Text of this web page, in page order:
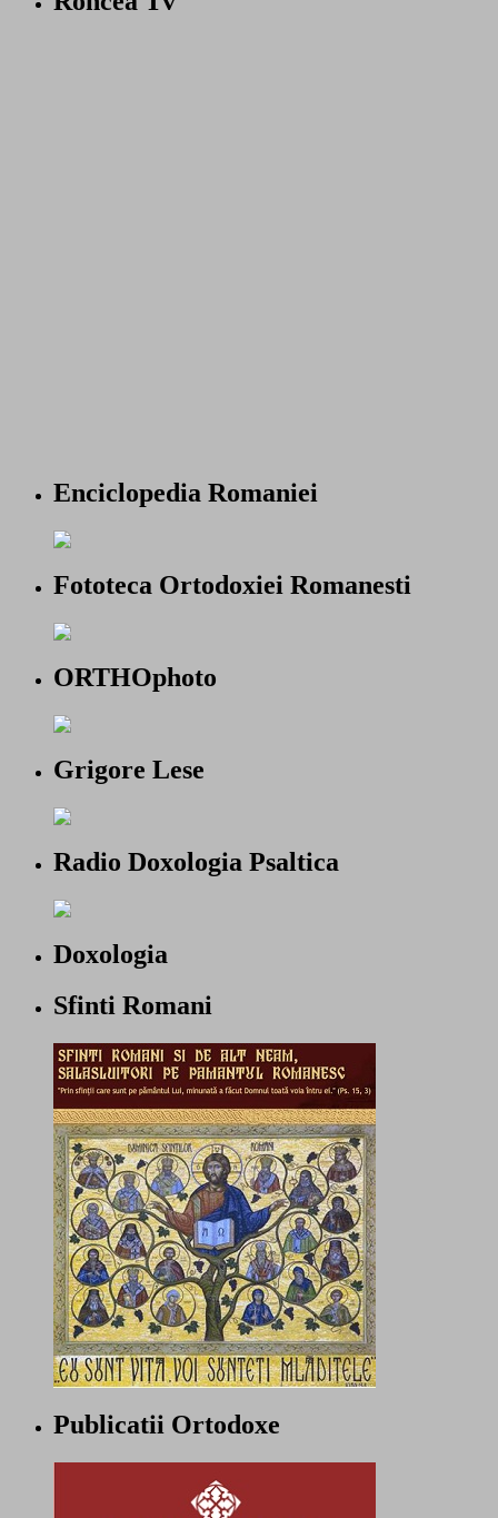
Enciclopedia Romaniei
Fototeca Ortodoxiei Romanesti
ORTHOphoto
Grigore Lese
Radio Doxologia Psaltica
Doxologia
Sfinti Romani
Publicatii Ortodoxe